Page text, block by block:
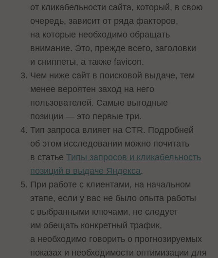
от кликабельности сайта, который, в свою
очередь, зависит от ряда факторов,
на которые необходимо обращать
внимание. Это, прежде всего, заголовки
и сниппеты, а также favicon.
Чем ниже сайт в поисковой выдаче, тем
менее вероятен заход на него
пользователей. Самые выгодные
позиции — это первые три.
Тип запроса влияет на CTR. Подробней
об этом исследовании можно почитать
в статьеТипы запросов и кликабельность
позиций в выдаче Яндекса.
При работе с клиентами, на начальном
этапе, если у вас не было опыта работы
с выбранными ключами, не следует
им обещать конкретный трафик,
а необходимо говорить о прогнозируемых
показах и необходимости оптимизации для